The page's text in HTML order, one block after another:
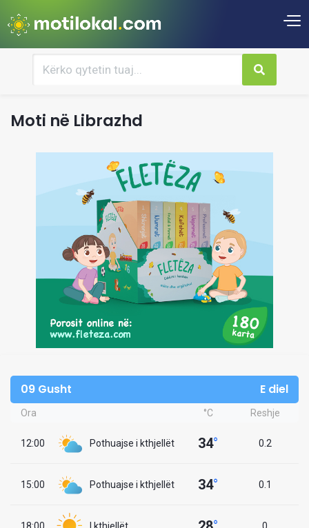
Moti në Librazhd
09 Gusht E diel
Ora °C Reshje
12:00 Pothuajse i kthjellët 34° 0.2
15:00 Pothuajse i kthjellët 34° 0.1
18:00 I kthjellët 0